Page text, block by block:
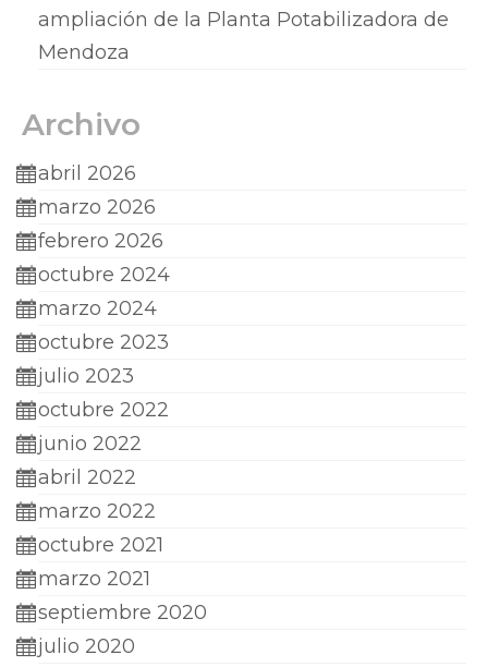
ampliación de la Planta Potabilizadora de
Mendoza
Archivo
abril 2026
marzo 2026
febrero 2026
octubre 2024
marzo 2024
octubre 2023
julio 2023
octubre 2022
junio 2022
abril 2022
marzo 2022
octubre 2021
marzo 2021
septiembre 2020
julio 2020